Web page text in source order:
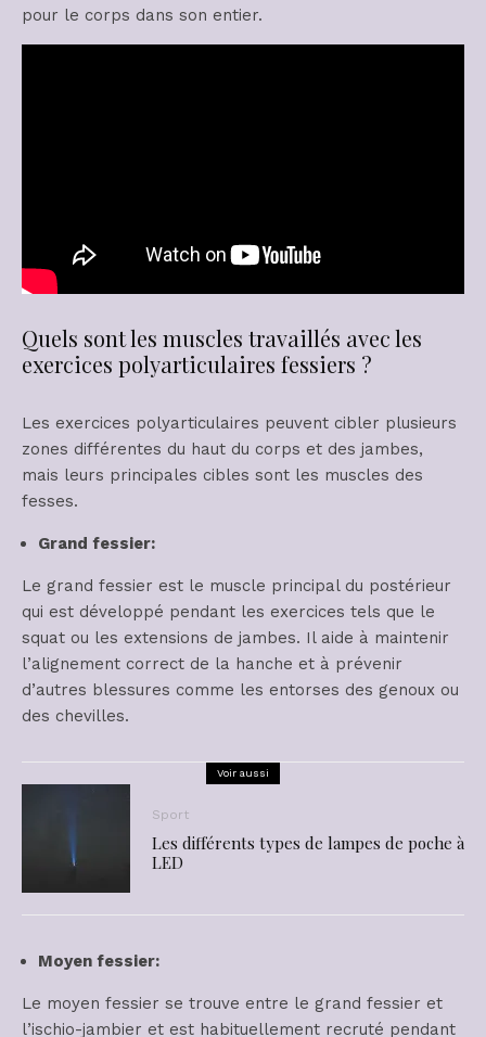
pour le corps dans son entier.
Quels sont les muscles travaillés avec les
exercices polyarticulaires fessiers ?
Les exercices polyarticulaires peuvent cibler plusieurs
zones différentes du haut du corps et des jambes,
mais leurs principales cibles sont les muscles des
fesses.
Grand fessier:
Le grand fessier est le muscle principal du postérieur
qui est développé pendant les exercices tels que le
squat ou les extensions de jambes. Il aide à maintenir
l’alignement correct de la hanche et à prévenir
d’autres blessures comme les entorses des genoux ou
des chevilles.
Voir aussi
Sport
Les différents types de lampes de poche à
LED
Moyen fessier:
Le moyen fessier se trouve entre le grand fessier et
l’ischio-jambier et est habituellement recruté pendant